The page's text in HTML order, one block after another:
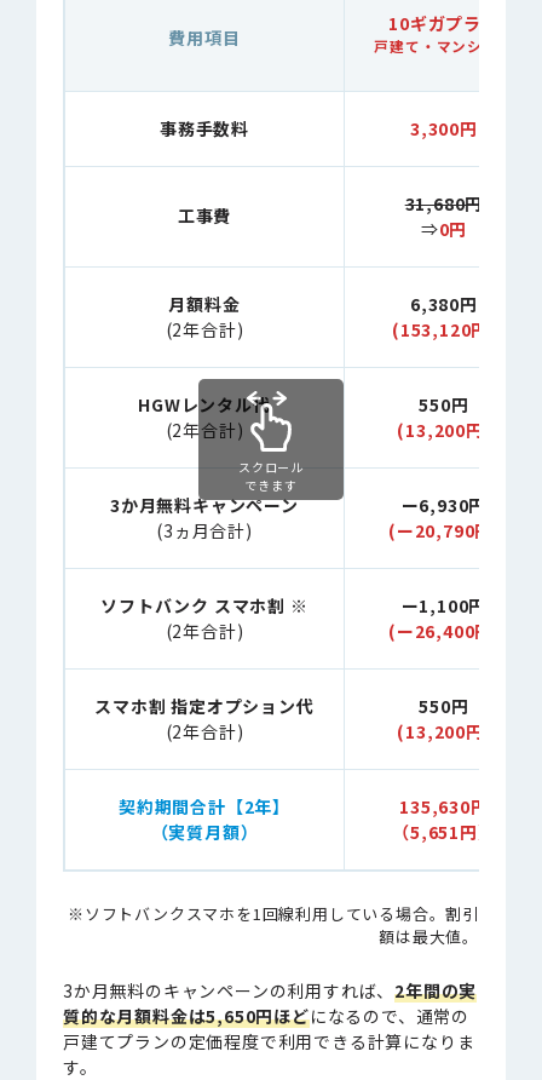
費用項目
10ギガプラン
戸建て・マンション
事務手数料 3,300円
工事費
31,680円
⇒0円
月額料金
(2年合計)
6,380円
(153,120円)
HGWレンタル代
(2年合計)
550円
(13,200円)
3か月無料キャンペーン
(3ヵ月合計)
ー6,930円
(ー20,790円)
ソフトバンク スマホ割 ※
(2年合計)
ー1,100円
(ー26,400円)
スマホ割 指定オプション代
(2年合計)
550円
(13,200円)
契約期間合計【2年】
（実質月額）
135,630円
（5,651円）
スクロール
できます
※ソフトバンクスマホを1回線利用している場合。割引
額は最大値。
3か月無料のキャンペーンの利用すれば、2年間の実
質的な月額料金は5,650円ほどになるので、通常の
戸建てプランの定価程度で利用できる計算になりま
す。